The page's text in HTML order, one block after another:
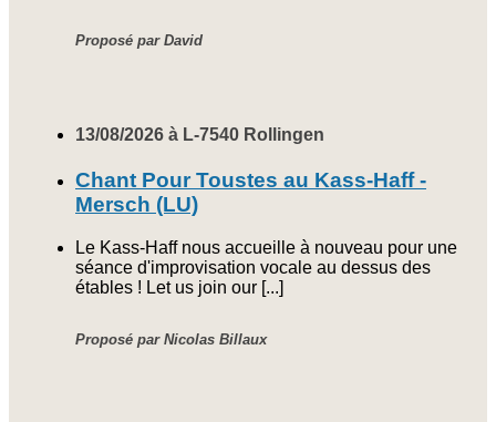
Proposé par David
13/08/2026 à L-7540 Rollingen
Chant Pour Toustes au Kass-Haff -
Mersch (LU)
Le Kass-Haff nous accueille à nouveau pour une
séance d'improvisation vocale au dessus des
étables ! Let us join our [...]
Proposé par Nicolas Billaux